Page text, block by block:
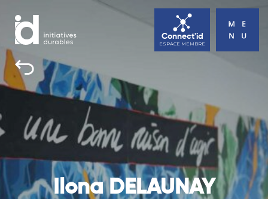
INITIATIVES DURABLES
TOUS UNE BONNE RAISON D’AGIR
ACTUALITÉS
AGENDA
CONTACT
Connect'id
ESPACE MEMBRE
Ilona DELAUNAY